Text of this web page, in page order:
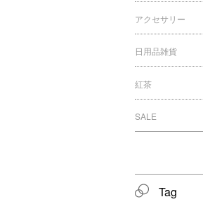
アクセサリー
日用品雑貨
紅茶
SALE
Tag